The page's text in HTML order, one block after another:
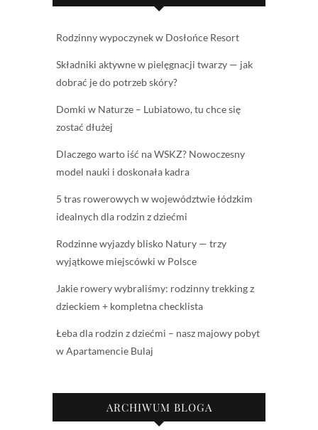
Rodzinny wypoczynek w Dosłońce Resort
Składniki aktywne w pielęgnacji twarzy — jak
dobrać je do potrzeb skóry?
Domki w Naturze – Lubiatowo, tu chce się
zostać dłużej
Dlaczego warto iść na WSKZ? Nowoczesny
model nauki i doskonała kadra
5 tras rowerowych w województwie łódzkim
idealnych dla rodzin z dziećmi
Rodzinne wyjazdy blisko Natury — trzy
wyjątkowe miejscówki w Polsce
Jakie rowery wybraliśmy: rodzinny trekking z
dzieckiem + kompletna checklista
Łeba dla rodzin z dziećmi – nasz majowy pobyt
w Apartamencie Bulaj
ARCHIWUM BLOGA